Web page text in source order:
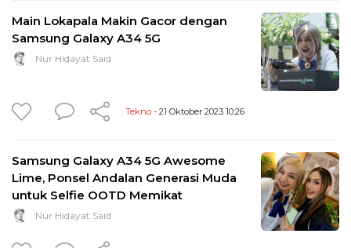
Main Lokapala Makin Gacor dengan
Samsung Galaxy A34 5G
Nur Hidayat Said
Tekno - 21 Oktober 2023 10:26
Samsung Galaxy A34 5G Awesome
Lime, Ponsel Andalan Generasi Muda
untuk Selfie OOTD Memikat
Nur Hidayat Said